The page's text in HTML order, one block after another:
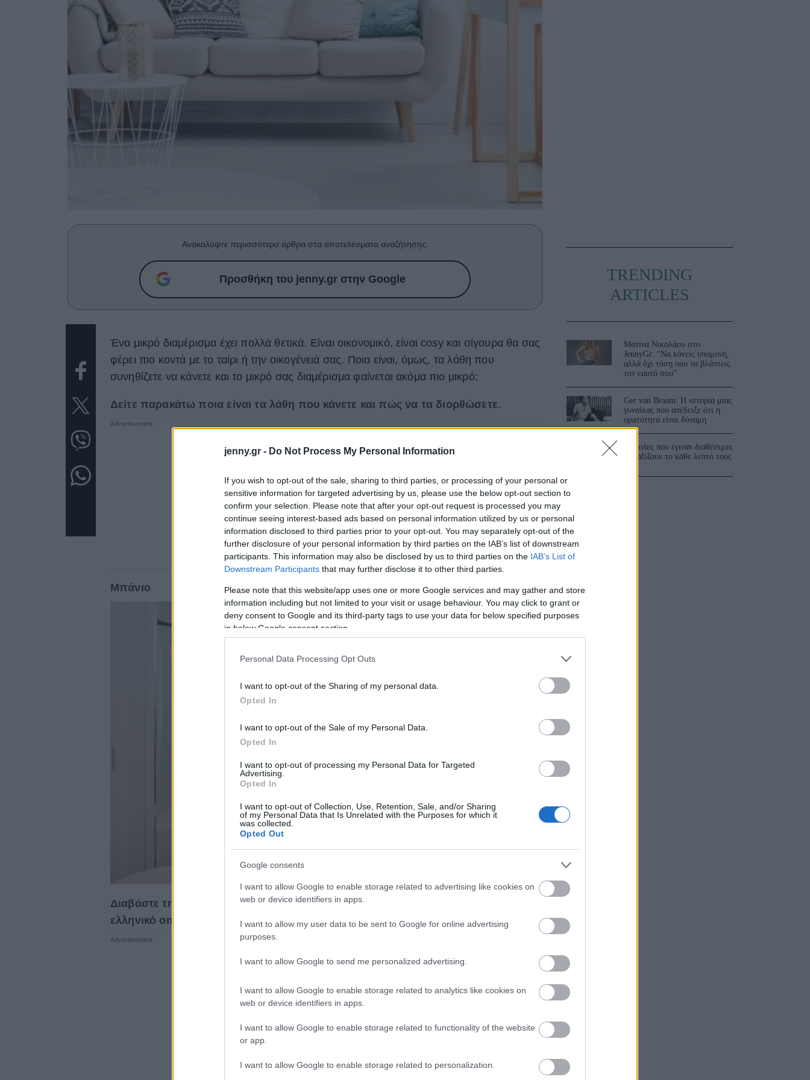
jenny.gr - Do Not Process My Personal Information
If you wish to opt-out of the sale, sharing to third parties, or processing of your personal or
sensitive information for targeted advertising by us, please use the below opt-out section to
confirm your selection. Please note that after your opt-out request is processed you may
continue seeing interest-based ads based on personal information utilized by us or personal
information disclosed to third parties prior to your opt-out. You may separately opt-out of the
further disclosure of your personal information by third parties on the IAB’s list of downstream
participants. This information may also be disclosed by us to third parties on the IAB’s List of
Downstream Participants that may further disclose it to other third parties.
Please note that this website/app uses one or more Google services and may gather and store
information including but not limited to your visit or usage behaviour. You may click to grant or
deny consent to Google and its third-party tags to use your data for below specified purposes
in below Google consent section.
Personal Data Processing Opt Outs
I want to opt-out of the Sharing of my personal data.
Opted In
I want to opt-out of the Sale of my Personal Data.
Opted In
I want to opt-out of processing my Personal Data for Targeted
Advertising.
Opted In
I want to opt-out of Collection, Use, Retention, Sale, and/or Sharing
of my Personal Data that Is Unrelated with the Purposes for which it
was collected.
Opted Out
Google consents
I want to allow Google to enable storage related to advertising like cookies on
web or device identifiers in apps.
I want to allow my user data to be sent to Google for online advertising
purposes.
I want to allow Google to send me personalized advertising.
I want to allow Google to enable storage related to analytics like cookies on
web or device identifiers in apps.
I want to allow Google to enable storage related to functionality of the website
or app.
I want to allow Google to enable storage related to personalization.
Ανακαλύψτε περισσότερα άρθρα στα αποτελέσματα αναζήτησης.
Προσθήκη του jenny.gr στην Google
Ένα μικρό διαμέρισμα έχει πολλά θετικά. Είναι οικονομικό, είναι cosy και σίγουρα θα σας
φέρει πιο κοντά με το ταίρι ή την οικογένειά σας. Ποια είναι, όμως, τα λάθη που
συνηθίζετε να κάνετε και το μικρό σας διαμέρισμα φαίνεται ακόμα πιο μικρό;
Δείτε παρακάτω ποια είναι τα λάθη που κάνετε και πώς να τα διορθώσετε.
Μπάνιο
Διαβάστε τη συνέχεια στοwww.spirossoulis.com
ελληνικό online περιοδικό αφιερωμένο αποκλειστικά στο σπίτι και τη διακόσμηση.
TRENDING
ARTICLES
Ματίνα Νικολάου στο
JennyGr: “Να κάνεις υπομονή,
αλλά όχι τόση που να βλάπτεις
τον εαυτό σου”
Ger van Braam: Η ιστορία μιας
γυναίκας που απέδειξε ότι η
ορατότητα είναι δύναμη
3 ταινίες που έγιναν διαθέσιμες
και αξίζουν το κάθε λεπτό τους